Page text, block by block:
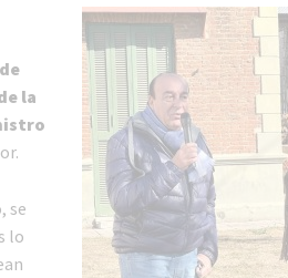
la
se
lo